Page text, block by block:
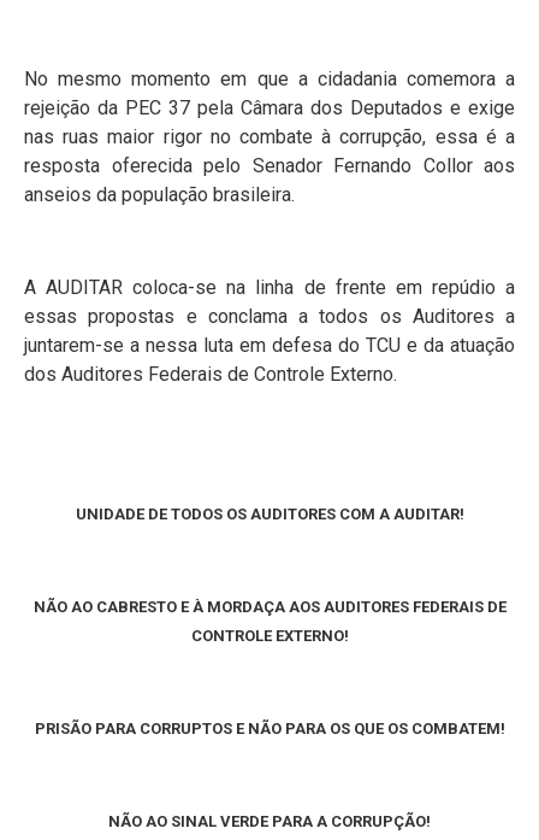
No mesmo momento em que a cidadania comemora a
rejeição da PEC 37 pela Câmara dos Deputados e exige
nas ruas maior rigor no combate à corrupção, essa é a
resposta oferecida pelo Senador Fernando Collor aos
anseios da população brasileira.
A AUDITAR coloca-se na linha de frente em repúdio a
essas propostas e conclama a todos os Auditores a
juntarem-se a nessa luta em defesa do TCU e da atuação
dos Auditores Federais de Controle Externo.
UNIDADE DE TODOS OS AUDITORES COM A AUDITAR!
NÃO AO CABRESTO E À MORDAÇA AOS AUDITORES FEDERAIS DE
CONTROLE EXTERNO!
PRISÃO PARA CORRUPTOS E NÃO PARA OS QUE OS COMBATEM!
NÃO AO SINAL VERDE PARA A CORRUPÇÃO!